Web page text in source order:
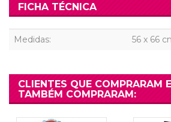
FICHA TÉCNICA
Medidas: 56 x 66
CLIENTES QUE COMPRARAM
TAMBÉM COMPRARAM: